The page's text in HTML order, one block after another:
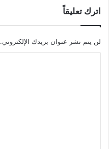
اترك تعليقاً
لن يتم نشر عنوان بريدك الإلكتروني.